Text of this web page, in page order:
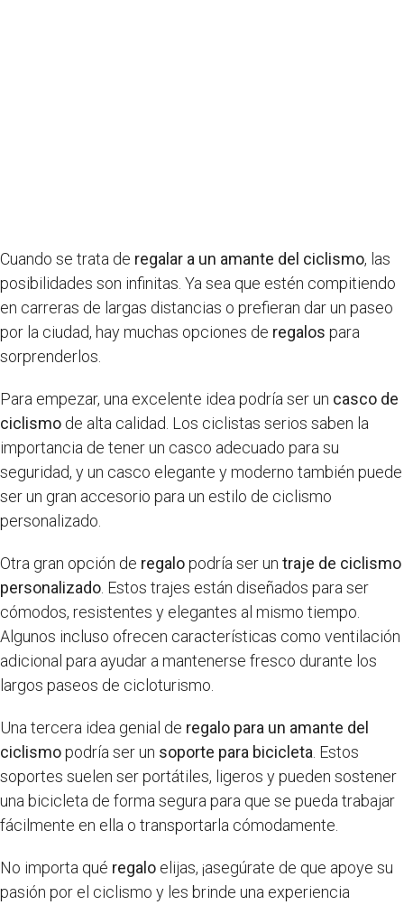
Cuando se trata de regalar a un amante del ciclismo, las
posibilidades son infinitas. Ya sea que estén compitiendo
en carreras de largas distancias o prefieran dar un paseo
por la ciudad, hay muchas opciones de regalos para
sorprenderlos.
Para empezar, una excelente idea podría ser un casco de
ciclismo de alta calidad. Los ciclistas serios saben la
importancia de tener un casco adecuado para su
seguridad, y un casco elegante y moderno también puede
ser un gran accesorio para un estilo de ciclismo
personalizado.
Otra gran opción de regalopodría ser un traje de ciclismo
personalizado . Estos trajes están diseñados para ser
cómodos, resistentes y elegantes al mismo tiempo.
Algunos incluso ofrecen características como ventilación
adicional para ayudar a mantenerse fresco durante los
largos paseos de cicloturismo.
Una tercera idea genial de regalo para un amante del
ciclismopodría ser un soporte para bicicleta . Estos
soportes suelen ser portátiles, ligeros y pueden sostener
una bicicleta de forma segura para que se pueda trabajar
fácilmente en ella o transportarla cómodamente.
No importa qué regalo elijas, ¡asegúrate de que apoye su
pasión por el ciclismo y les brinde una experiencia